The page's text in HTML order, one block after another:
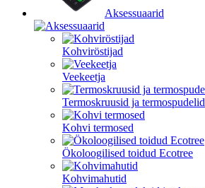
Aksessuaarid
Kohviröstijad
Veekeetja
Termoskruusid ja termospudelid
Kohvi termosed
Ökoloogilised toidud Ecotree
Kohvimahutid